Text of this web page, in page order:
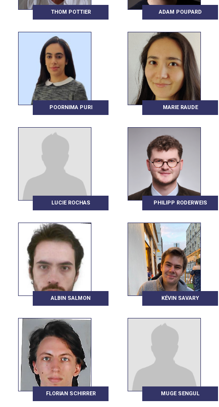
THOM POTTIER ADAM POUPARD
POORNIMA PURI MARIE RAUDE
LUCIE ROCHAS PHILIPP RODERWEIS
ALBIN SALMON KÉVIN SAVARY
FLORIAN SCHIRRER MUGE SENGUL